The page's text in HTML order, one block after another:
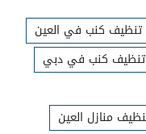
كنب في العين
كنب في دبي
منازل العين